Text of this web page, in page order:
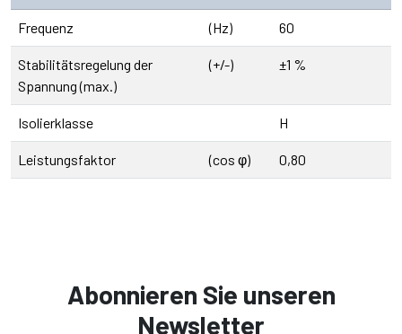
Frequenz (Hz) 60
Stabilitätsregelung der
Spannung (max.)
(+/-) ±1 %
Isolierklasse H
Leistungsfaktor (cos φ) 0,80
Abonnieren Sie unseren
Newsletter